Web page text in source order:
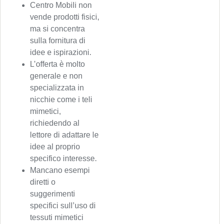
Centro Mobili non
vende prodotti fisici,
ma si concentra
sulla fornitura di
idee e ispirazioni.
L’offerta è molto
generale e non
specializzata in
nicchie come i teli
mimetici,
richiedendo al
lettore di adattare le
idee al proprio
specifico interesse.
Mancano esempi
diretti o
suggerimenti
specifici sull’uso di
tessuti mimetici